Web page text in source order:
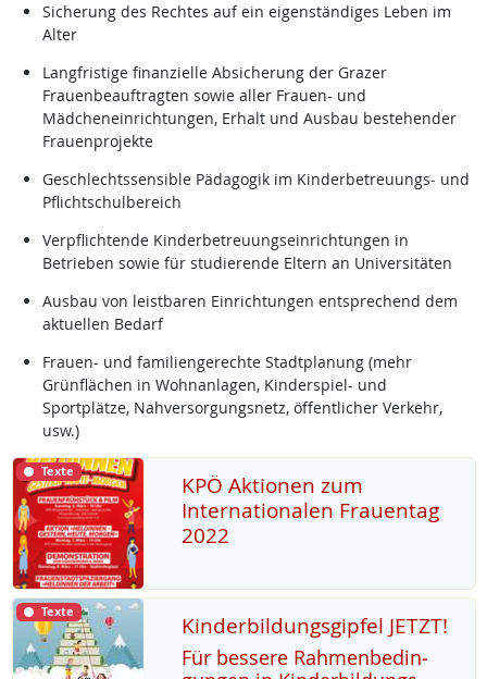
Sicherung des Rechtes auf ein eigenständiges Leben im
Alter
Langfristige finanzielle Absicherung der Grazer
Frauenbeauftragten sowie aller Frauen- und
Mädcheneinrichtungen, Erhalt und Ausbau bestehender
Frauenprojekte
Geschlechtssensible Pädagogik im Kinderbetreuungs- und
Pflichtschulbereich
Verpflichtende Kinderbetreuungseinrichtungen in
Betrieben sowie für studierende Eltern an Universitäten
Ausbau von leistbaren Einrichtungen entsprechend dem
aktuellen Bedarf
Frauen- und familiengerechte Stadtplanung (mehr
Grünflächen in Wohnanlagen, Kinderspiel- und
Sportplätze, Nahversorgungsnetz, öffentlicher Verkehr,
usw.)
Texte
KPÖ Aktionen zum
Internationalen Frauentag
2022
Texte Kinderbildungsgipfel JETZT!
Für bes­se­re Rah­men­be­din­